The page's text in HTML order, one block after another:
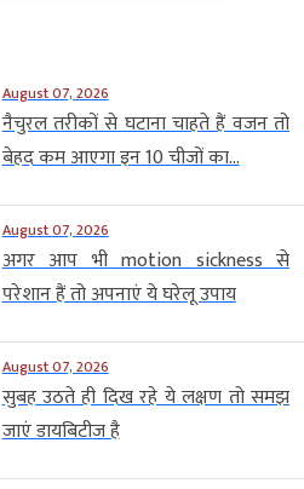
August 07, 2026
नैचुरल तरीकों से घटाना चाहते हैं वजन तो
बेहद कम आएगा इन 10 चीजों का...
August 07, 2026
अगर आप भी motion sickness से
परेशान हैं तो अपनाएं ये घरेलू उपाय
August 07, 2026
सुबह उठते ही दिख रहे ये लक्षण तो समझ
जाएं डायबिटीज है